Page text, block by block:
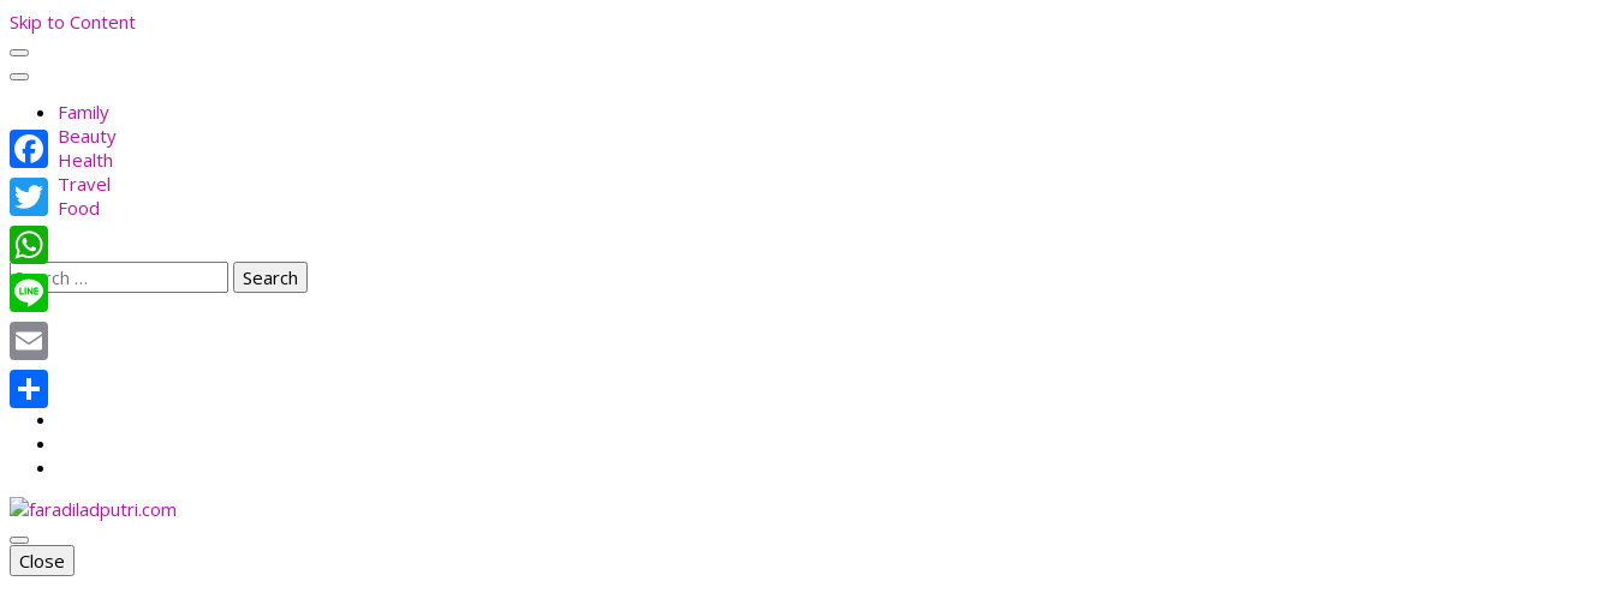
Skip to Content
Family
Beauty
Health
Travel
Food
Search
for:
faradiladputri.com
Indonesian Millennial Mom and Lifestyle Blogger
Close
Facebook
Twitter
WhatsApp
Line
Email
Share